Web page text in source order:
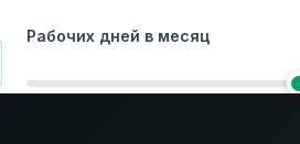
Рабочих дней в месяц